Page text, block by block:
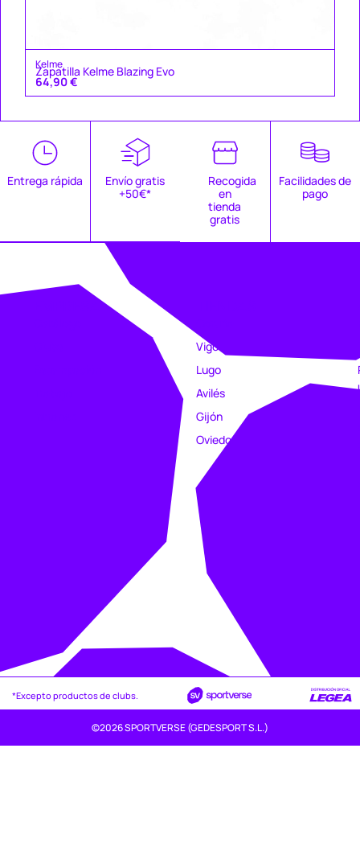
Kelme
Zapatilla Kelme Blazing Evo
64,90€
Entrega rápida
Envío gratis
+50€*
Recogida
en
tienda
gratis
Facilidades de
pago
EMPRESA
Vigo
Lugo
Avilés
Gijón
Oviedo
*Excepto productos de clubs.
©2026 SPORTVERSE (GEDESPORT S.L.)